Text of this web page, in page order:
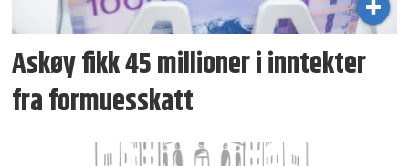
Askøy fikk 45 millioner i inntekter
fra formuesskatt